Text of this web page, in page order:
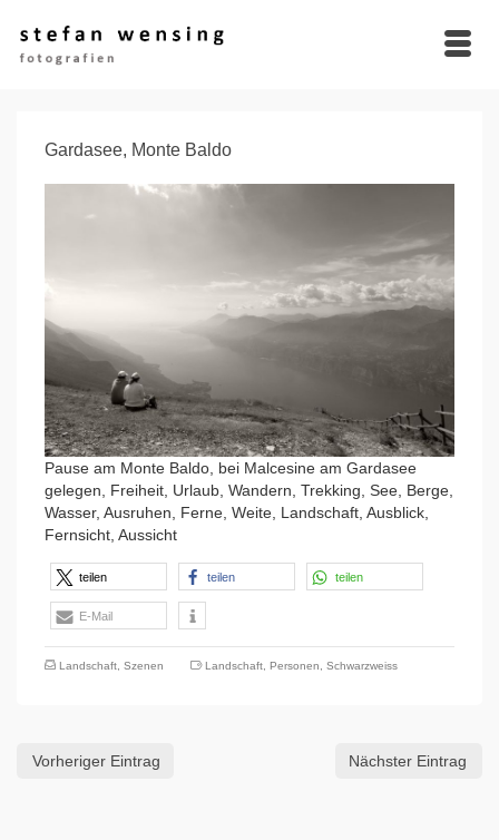
Gardasee, Monte Baldo
Pause am Monte Baldo, bei Malcesine am Gardasee
gelegen, Freiheit, Urlaub, Wandern, Trekking, See, Berge,
Wasser, Ausruhen, Ferne, Weite, Landschaft, Ausblick,
Fernsicht, Aussicht
teilen teilen teilen
E-Mail
Landschaft Szenen Landschaft Personen Schwarzweiss
Vorheriger Eintrag Nächster Eintrag